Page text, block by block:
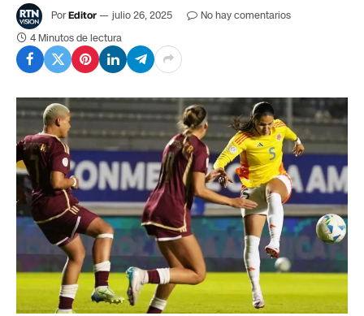
PorEditor julio 26, 2025
No hay comentarios
4 Minutos de lectura